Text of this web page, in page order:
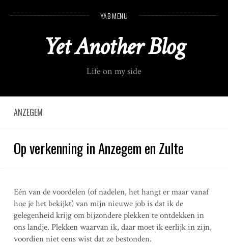
n
YAB MENU
Yet Another Blog
Life on my side
ANZEGEM
Op verkenning in Anzegem en Zulte
Eén van de voordelen (of nadelen, het hangt er maar vanaf
hoe je het bekijkt) van mijn nieuwe job is dat ik de
gelegenheid krijg om bijzondere plekken te ontdekken in
ons landje. Plekken waarvan ik, daar moet ik eerlijk in zijn,
voordien niet eens wist dat ze bestonden.